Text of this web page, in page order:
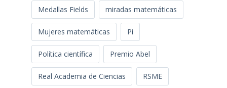
Medallas Fields miradas matemáticas
Mujeres matemáticas Pi
Política científica Premio Abel
Real Academia de Ciencias RSME